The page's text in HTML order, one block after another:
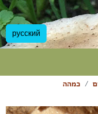
русский
כמהה